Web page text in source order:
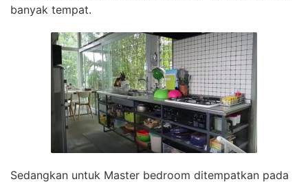
banyak tempat.
Sedangkan untuk Master bedroom ditempatkan pada